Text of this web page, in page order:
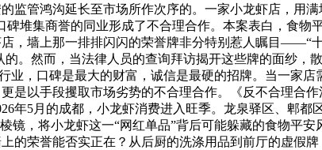
管鸿沟延长至市场所作次序的。一家小龙虾店，用
堆集商誉的同业形成了不合理合作。本案表白，食物
，墙上那一排排闪闪的荣誉牌非分特别惹人瞩目——“
。然而，当法律人员的查询拜访揭开这些牌的面纱，
，口碑是最大的财富，诚信是最硬的招牌。当一家店
以手段攫取市场劣势的不合理合作。《反不合理合作
年5月的成都，小龙虾消费进入旺季。龙泉驿区、郫都
，将小龙虾这一“网红单品”背后可能躲藏的食物平安
的荣誉能否实正在？从后厨的洗涤用品到前厅的虚假